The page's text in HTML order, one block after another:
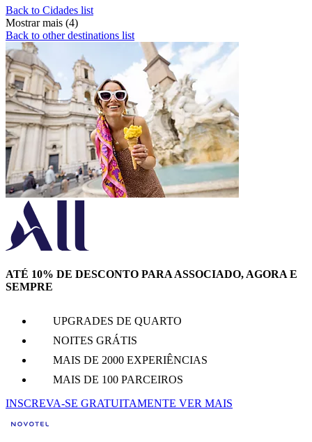
Back to Cidades list
Mostrar mais (4)
Back to other destinations list
ATÉ 10% DE DESCONTO PARA ASSOCIADO, AGORA E
SEMPRE
UPGRADES DE QUARTO
NOITES GRÁTIS
MAIS DE 2000 EXPERIÊNCIAS
MAIS DE 100 PARCEIROS
INSCREVA-SE GRATUITAMENTE VER MAIS